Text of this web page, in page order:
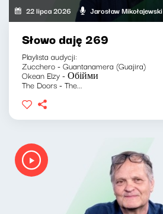
22 lipca 2026 Jarosław Mikołajewski
Słowo daję 269
Playlista audycji:
Zucchero - Guantanamera (Guajira)
Okean Elzy - Обійми
The Doors - The...